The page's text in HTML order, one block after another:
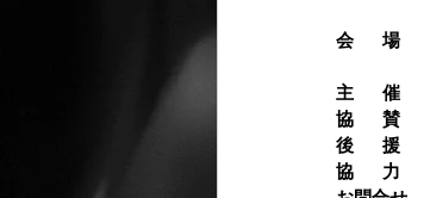
会      場
主      催
協      賛
後      援
協      力